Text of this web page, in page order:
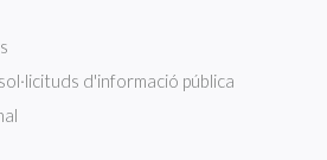
d'informació pública